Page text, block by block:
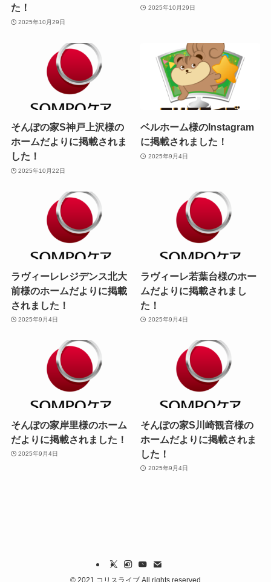
た！
2025年10月29日
2025年10月29日
そんぽの家S神戸上沢様の
ホームだよりに掲載されま
した！
2025年10月22日
ベルホーム様のInstagram
に掲載されました！
2025年9月4日
ラヴィーレレジデンス北大
前様のホームだよりに掲載
されました！
2025年9月4日
ラヴィーレ若葉台様のホー
ムだよりに掲載されまし
た！
2025年9月4日
そんぽの家岸里様のホーム
だよりに掲載されました！
2025年9月4日
そんぽの家S川崎観音様の
ホームだよりに掲載されま
した！
2025年9月4日